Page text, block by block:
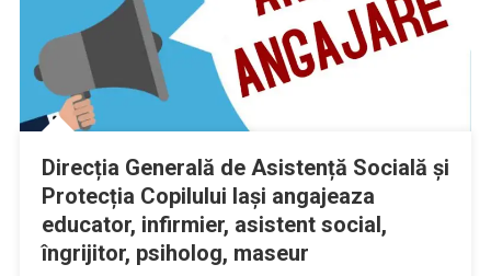
Direcția Generală de Asistență Socială și
Protecția Copilului Iași angajeaza
educator, infirmier, asistent social,
îngrijitor, psiholog, maseur